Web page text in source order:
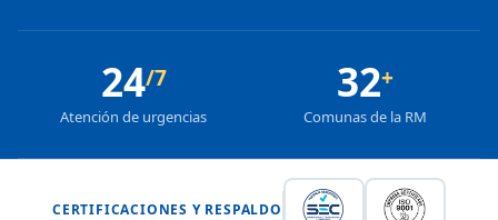
24/7
Atención de urgencias
32+
Comunas de la RM
CERTIFICACIONES Y RESPALDO